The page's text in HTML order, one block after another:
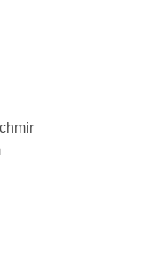
Kaschmir